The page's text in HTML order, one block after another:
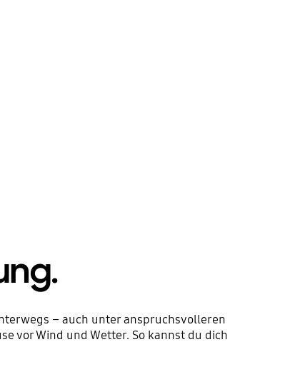
– auch unter anspruchsvolleren
vor Wind und Wetter. So kannst du dich